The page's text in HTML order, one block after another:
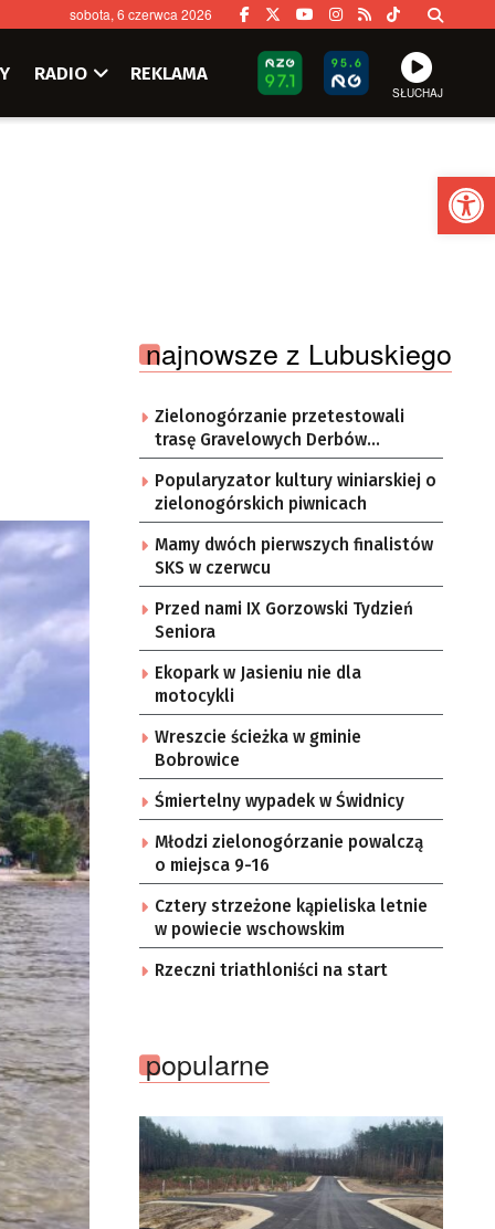
sobota, 6 czerwca 2026
RADIO REKLAMA
SŁUCHAJ
najnowsze z Lubuskiego
Zielonogórzanie przetestowali
trasę Gravelowych Derbów
Lubuskich
Popularyzator kultury winiarskiej o
zielonogórskich piwnicach
Mamy dwóch pierwszych finalistów
SKS w czerwcu
Przed nami IX Gorzowski Tydzień
Seniora
Ekopark w Jasieniu nie dla
motocykli
Wreszcie ścieżka w gminie
Bobrowice
Śmiertelny wypadek w Świdnicy
Młodzi zielonogórzanie powalczą
o miejsca 9-16
Cztery strzeżone kąpieliska letnie
w powiecie wschowskim
Rzeczni triathloniści na start
popularne